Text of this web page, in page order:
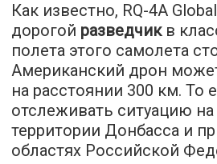
Как известно, RQ-4A
дорогой разведчикв
полета этого самолета
Американский дрон
на расстоянии 300 км. То
отслеживать ситуацию
территории Донбасса и
областях Российской